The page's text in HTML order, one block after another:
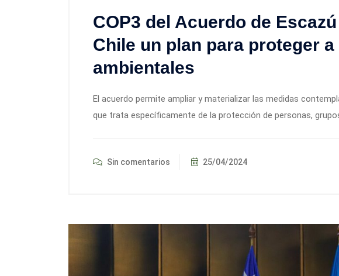
COP3 del Acuerdo de
Chile un plan para proteger
ambientales
El acuerdo permite ampliar y materializar las medidas
que trata específicamente de la protección de personas,
Sin comentarios 25/04/2024